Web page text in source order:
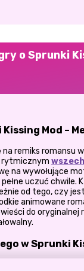
o Sprunki
Kissing Mod –
na remiks romansu w
rytmicznym
na wywołujące
uczuć chwile.
od tego, czy
animowane
do
w Sprunki